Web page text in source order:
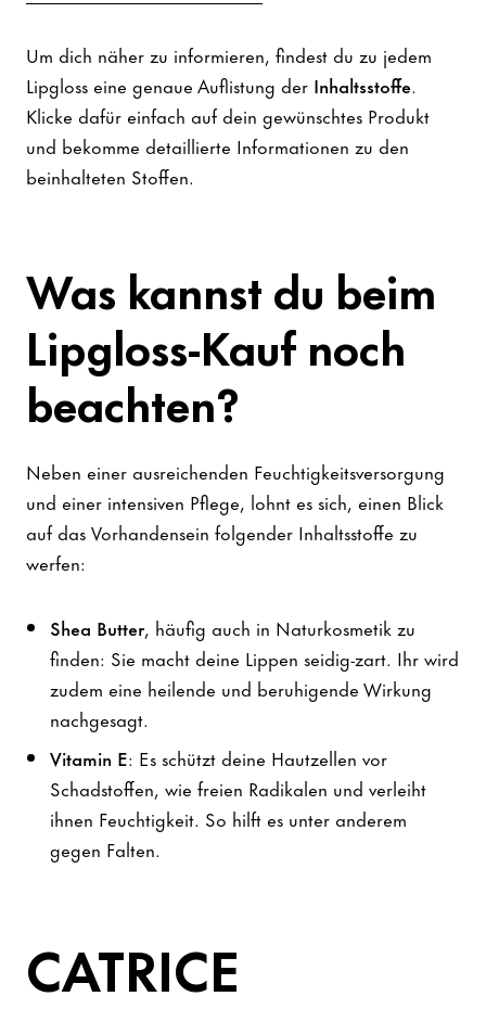
Um dich näher zu informieren, findest du zu jedem
Lipgloss eine genaue Auflistung der Inhaltsstoffe.
Klicke dafür einfach auf dein gewünschtes Produkt
und bekomme detaillierte Informationen zu den
beinhalteten Stoffen.
Was kannst du beim
Lipgloss-Kauf noch
beachten?
Neben einer ausreichenden Feuchtigkeitsversorgung
und einer intensiven Pflege, lohnt es sich, einen Blick
auf das Vorhandensein folgender Inhaltsstoffe zu
werfen:
Shea Butter, häufig auch in Naturkosmetik zu
finden: Sie macht deine Lippen seidig-zart. Ihr wird
zudem eine heilende und beruhigende Wirkung
nachgesagt.
Vitamin E: Es schützt deine Hautzellen vor
Schadstoffen, wie freien Radikalen und verleiht
ihnen Feuchtigkeit. So hilft es unter anderem
gegen Falten.
CATRICE